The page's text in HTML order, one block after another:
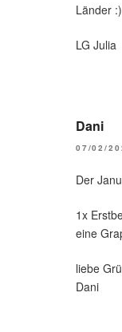
Länder :)
LG Julia
Dani
07/02/
Der
1x
eine
liebe
Dani